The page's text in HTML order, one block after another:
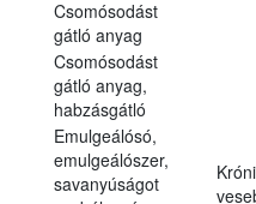
Csomósodást
gátló anyag
Csomósodást
gátló anyag,
habzásgátló
Emulgeálósó,
emulgeálószer,
savanyúságot